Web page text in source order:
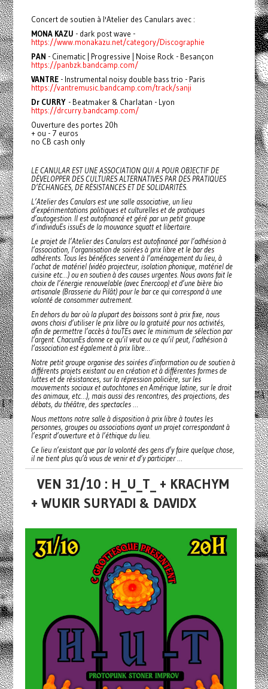
Concert de soutien à l'Atelier des Canulars avec :
MONA KAZU - dark post wave -
https://www.monakazu.net/category/Discographie
PAN - Cinematic | Progressive | Noise Rock - Besançon
https://panbzk.bandcamp.com/
VANTRE- Instrumental noisy double bass trio - Paris
https://vantremusic.bandcamp.com/track/sanji
Dr CURRY- Beatmaker & Charlatan - Lyon
https://drcurry.bandcamp.com/
Ouverture des portes 20h
+ ou - 7 euros
no CB cash only
LE CANULAR EST UNE ASSOCIATION QUI A POUR OBJECTIF DE
DÉVELOPPER DES CULTURES ALTERNATIVES PAR DES PRATIQUES
D’ÉCHANGES, DE RÉSISTANCES ET DE SOLIDARITÉS.
L’Atelier des Canulars est une salle associative, un lieu
d’expérimentations politiques et culturelles et de pratiques
d’autogestion. Il est autofinancé et géré par un petit groupe
d’individuEs issuEs de la mouvance squatt et libertaire.
Le projet de l’Atelier des Canulars est autofinancé par l’adhésion à
l’association, l’organisation de soirées à prix libre et le bar des
adhérents. Tous les bénéfices servent à l’aménagement du lieu, à
l’achat de matériel (vidéo projecteur, isolation phonique, matériel de
cuisine etc…) ou en soutien à des causes urgentes. Nous avons fait le
choix de l’énergie renouvelable (avec Enercoop) et d’une bière bio
artisanale (Brasserie du Pilât) pour le bar ce qui correspond à une
volonté de consommer autrement.
En dehors du bar où la plupart des boissons sont à prix fixe, nous
avons choisi d’utiliser le prix libre ou la gratuité pour nos activités,
afin de permettre l’accès à touTEs avec le minimum de sélection par
l’argent. ChacunEs donne ce qu’il veut ou ce qu’il peut, l’adhésion à
l’association est également à prix libre…
Notre petit groupe organise des soirées d’information ou de soutien à
différents projets existant ou en création et à différentes formes de
luttes et de résistances, sur la répression policière, sur les
mouvements sociaux et autochtones en Amérique latine, sur le droit
des animaux, etc…), mais aussi des rencontres, des projections, des
débats, du théâtre, des spectacles …
Nous mettons notre salle à disposition à prix libre à toutes les
personnes, groupes ou associations ayant un projet correspondant à
l’esprit d’ouverture et à l’éthique du lieu.
Ce lieu n’existant que par la volonté des gens d’y faire quelque chose,
il ne tient plus qu’à vous de venir et d’y participer …
VEN 31/10 : H_U_T_ + KRACHYM
+ WUKIR SURYADI & DAVIDX